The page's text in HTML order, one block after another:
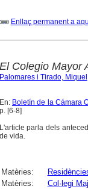
Enllaç permanent a
El Colegio Mayor
Palomares i Tirado, Miquel
En: Boletín de la Cámara
p. [6-8]
L'article parla dels
de vida.
Matèries:
Matèries:
Col·legi